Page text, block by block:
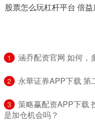
股票怎么玩杠杆平台 倍
1 涵乔配资官网 如何，
2 永華证券APP下载 第
3
策略赢配资APP下载
是加仓机会吗？